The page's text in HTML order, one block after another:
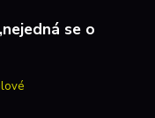
se o